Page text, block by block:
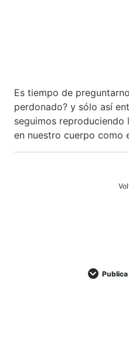
Es tiempo de
perdonado? y sólo así
seguimos
en nuestro cuerpo como